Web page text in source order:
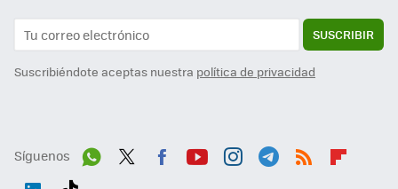
SUSCRIBIR
Suscribiéndote aceptas nuestra política de privacidad
Síguenos